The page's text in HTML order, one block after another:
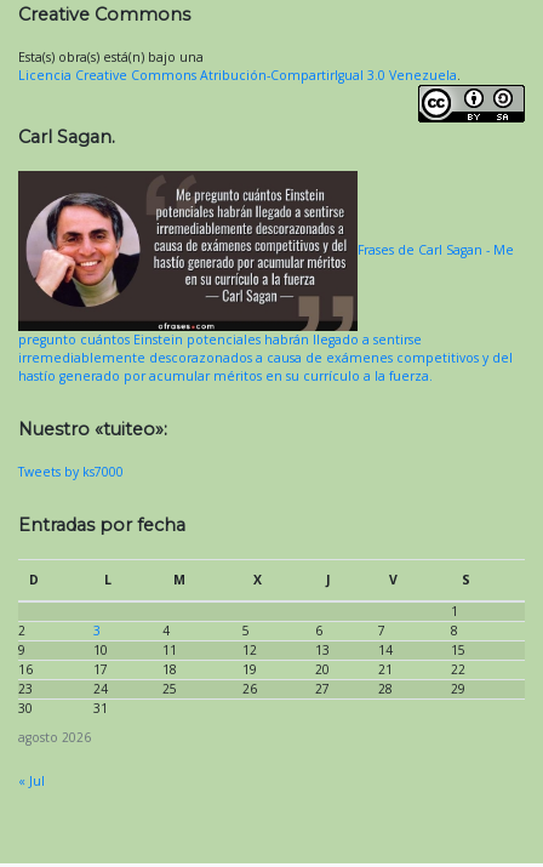
Creative Commons
Esta(s) obra(s) está(n) bajo una
Licencia Creative Commons Atribución-CompartirIgual 3.0 Venezuela.
Carl Sagan.
Frases de Carl Sagan - Me
pregunto cuántos Einstein potenciales habrán llegado a sentirse
irremediablemente descorazonados a causa de exámenes competitivos y del
hastío generado por acumular méritos en su currículo a la fuerza.
Nuestro «tuiteo»:
Tweets by ks7000
Entradas por fecha
agosto 2026
D L M X J V
S
1
2
3 4 5 6 7
8
9
10 11 12 13 14
15
16
17 18 19 20 21
22
23
24 25 26 27 28
29
30
31
« Jul